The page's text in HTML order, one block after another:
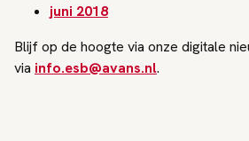
juni 2018
Blijf op de hoogte via onze digitale
via info.esb@avans.nl.